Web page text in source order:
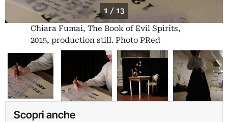
1 / 13
Chiara Fumai, The Book of Evil Spirits,
2015, production still. Photo PRed
Scopri anche